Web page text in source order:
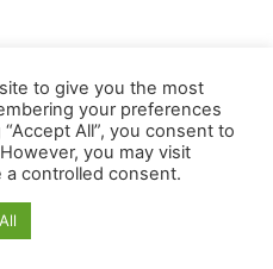
WordPress
to give you the most
your preferences
All”, you consent to
you may visit
controlled consent.